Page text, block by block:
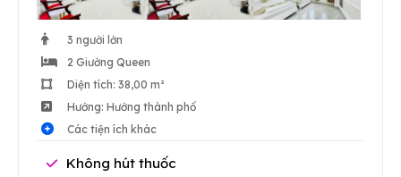
3 người lớn
2 Giường Queen
Diện tích: 38,00 m²
Hướng: Hướng thành phố
Các tiện ích khác
Không hút thuốc